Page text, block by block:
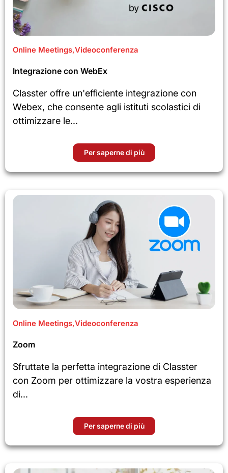
Online Meetings,Videoconferenza
Integrazione con WebEx
Classter offre un'efficiente integrazione con
Webex, che consente agli istituti scolastici di
ottimizzare le...
Per saperne di più
Online Meetings,Videoconferenza
Zoom
Sfruttate la perfetta integrazione di Classter
con Zoom per ottimizzare la vostra esperienza
di...
Per saperne di più